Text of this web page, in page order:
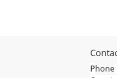
Phone